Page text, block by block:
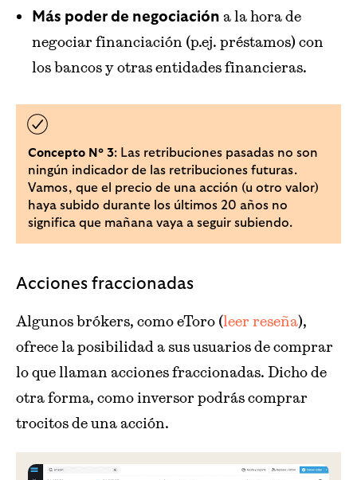
Más poder de negociación a la hora de
negociar financiación (p.ej. préstamos) con
los bancos y otras entidades financieras.
Concepto Nº 3: Las retribuciones pasadas no son
ningún indicador de las retribuciones futuras.
Vamos, que el precio de una acción (u otro valor)
haya subido durante los últimos 20 años no
significa que mañana vaya a seguir subiendo.
Acciones fraccionadas
Algunos brókers, como eToro (leer reseña),
ofrece la posibilidad a sus usuarios de comprar
lo que llaman acciones fraccionadas. Dicho de
otra forma, como inversor podrás comprar
trocitos de una acción.